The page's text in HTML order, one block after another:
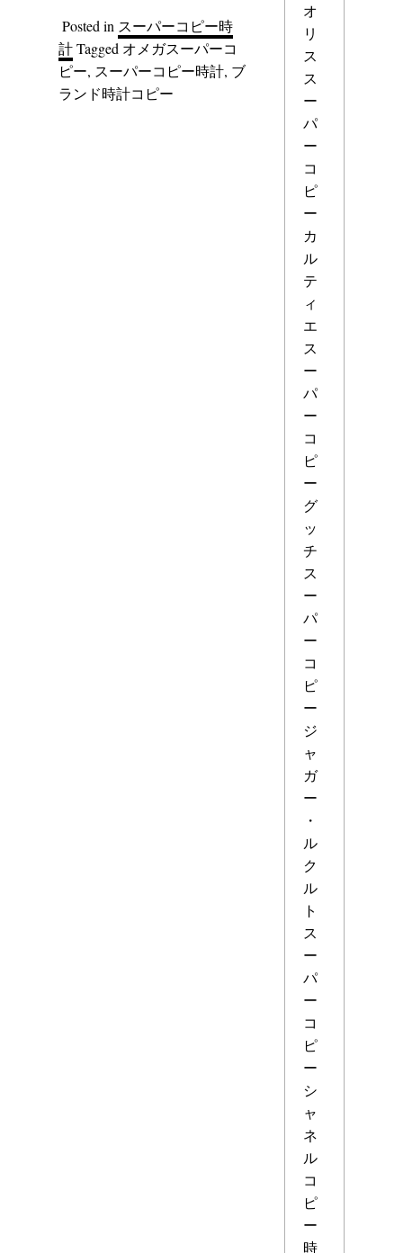
Posted in スーパーコピー時
計 Tagged オメガスーパーコ
ピー, スーパーコピー時計, ブ
ランド時計コピー
オ
リ
ス
ス
ー
パ
ー
コ
ピ
ー
カ
ル
テ
ィ
エ
ス
ー
パ
ー
コ
ピ
ー
グ
ッ
チ
ス
ー
パ
ー
コ
ピ
ー
ジ
ャ
ガ
ー
・
ル
ク
ル
ト
ス
ー
パ
ー
コ
ピ
ー
シ
ャ
ネ
ル
コ
ピ
ー
時